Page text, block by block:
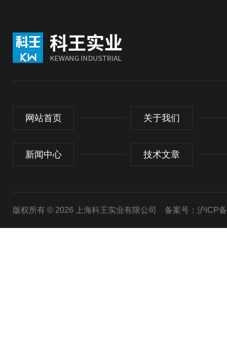
网站首页 关于我们
新闻中心 技术文章
版权所有 © 2026 上海科王实业有限公司 备案号：沪ICP